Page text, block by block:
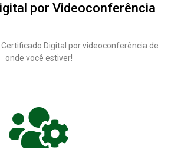
por Videoconferência
Certificado Digital por videoconferência de
onde você estiver!